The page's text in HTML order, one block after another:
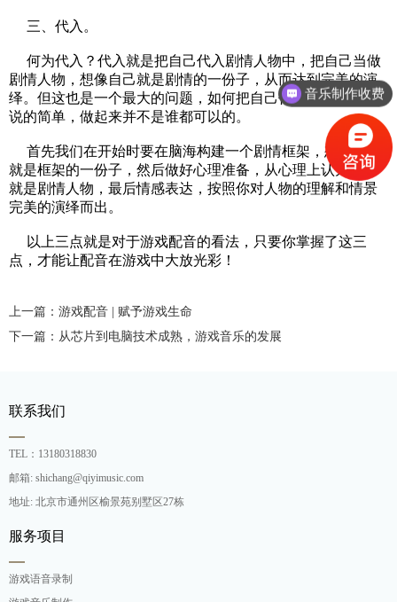
三、代入。
何为代入？代入就是把自己代入剧情人物中，把自己当做
剧情人物，想像自己就是剧情的一份子，从而达到完美的演
绎。但这也是一个最大的问题，如何把自己代入剧情？代入
说的简单，做起来并不是谁都可以的。
首先我们在开始时要在脑海构建一个剧情框架，想像自己
就是框架的一份子，然后做好心理准备，从心理上认为自己
就是剧情人物，最后情感表达，按照你对人物的理解和情景
完美的演绎而出。
以上三点就是对于游戏配音的看法，只要你掌握了这三
点，才能让配音在游戏中大放光彩！
上一篇：游戏配音 | 赋予游戏生命
下一篇：从芯片到电脑技术成熟，游戏音乐的发展
联系我们
TEL：13180318830
邮箱: shichang@qiyimusic.com
地址: 北京市通州区榆景苑别墅区27栋
服务项目
游戏语音录制
音乐制作收费
中文配音外语配音